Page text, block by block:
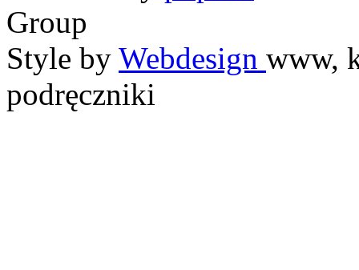
Group
Style by Webdesign www,
podręczniki